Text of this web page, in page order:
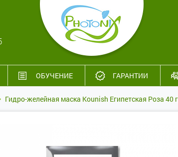
ОБУЧЕНИЕ ГАРАНТИИ
Гидро-желейная маска Kounish Египетская Роза 40